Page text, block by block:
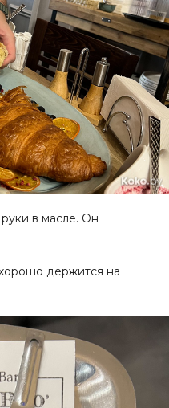
в масле. Он
держится на